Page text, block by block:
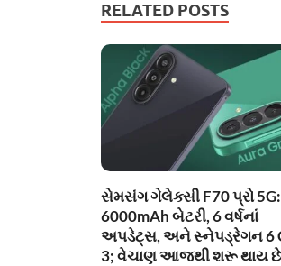
RELATED POSTS
સેમસંગ ગેલેક્સી F70 પ્રો 5G:
6000mAh બેટરી, 6 વર્ષનાં
અપડેટ્સ, અને સ્નેપડ્રેગન 6
3; વેચાણ આજથી શરૂ થાય